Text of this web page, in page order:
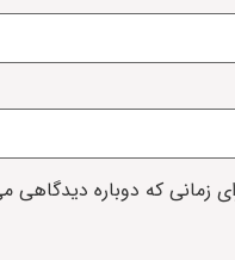
زمانی که دوباره دیدگاهی